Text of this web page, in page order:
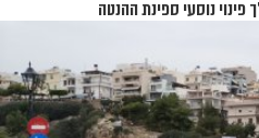
נוסעי ספינת ההנטה